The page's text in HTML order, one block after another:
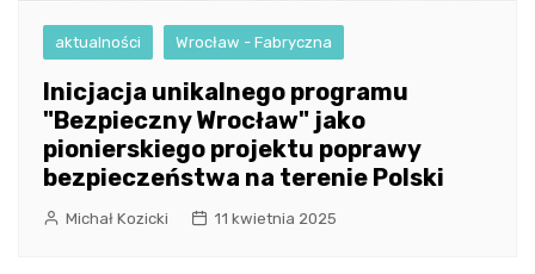
aktualności Wrocław - Fabryczna
Inicjacja unikalnego programu
"Bezpieczny Wrocław" jako
pionierskiego projektu poprawy
bezpieczeństwa na terenie Polski
Michał Kozicki 11 kwietnia 2025